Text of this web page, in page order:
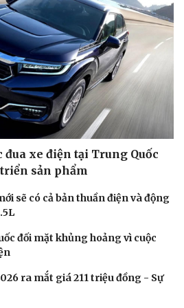
đua xe điện tại Trung Quốc
sản phẩm
sẽ có cả bản thuần điện và động
đối mặt khủng hoảng vì cuộc
ra mắt giá 211 triệu đồng - Sự